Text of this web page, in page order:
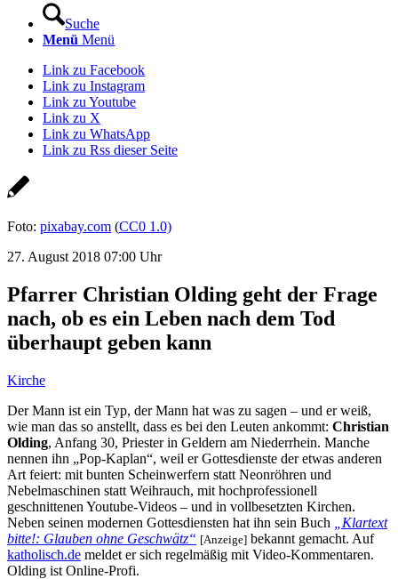
Suche
Menü Menü
Link zu Facebook
Link zu Instagram
Link zu Youtube
Link zu X
Link zu WhatsApp
Link zu Rss dieser Seite
Foto: pixabay.com (CC0 1.0)
27. August 2018 07:00 Uhr
Pfarrer Christian Olding geht der Frage
nach, ob es ein Leben nach dem Tod
überhaupt geben kann
Kirche
Der Mann ist ein Typ, der Mann hat was zu sagen – und er weiß,
wie man das so anstellt, dass es bei den Leuten ankommt: Christian
Olding, Anfang 30, Priester in Geldern am Niederrhein. Manche
nennen ihn „Pop-Kaplan“, weil er Gottesdienste der etwas anderen
Art feiert: mit bunten Scheinwerfern statt Neonröhren und
Nebelmaschinen statt Weihrauch, mit hochprofessionell
geschnittenen Youtube-Videos – und in vollbesetzten Kirchen.
Neben seinen modernen Gottesdiensten hat ihn sein Buch
„Klartext
bitte!: Glauben ohne Geschwätz“ [Anzeige] bekannt gemacht. Auf
katholisch.de meldet er sich regelmäßig mit Video-Kommentaren.
Olding ist Online-Profi.